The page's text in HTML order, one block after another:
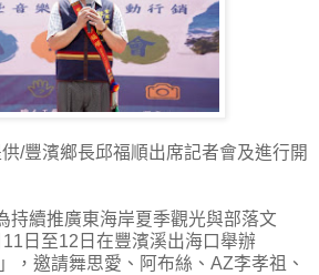
供/豐濱鄉長邱福順出席記者會及進行開
持續推廣東海岸夏季觀光與部落文
日至12日在豐濱溪出海口舉辦
，邀請舞思愛、阿布絲、AZ李孝祖、